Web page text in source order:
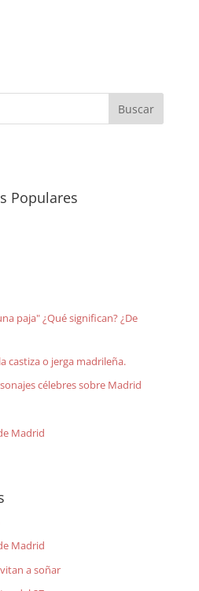
Populares
paja" ¿Qué significan? ¿De
castiza o jerga madrileña.
célebres sobre Madrid
Madrid
Madrid
a soñar